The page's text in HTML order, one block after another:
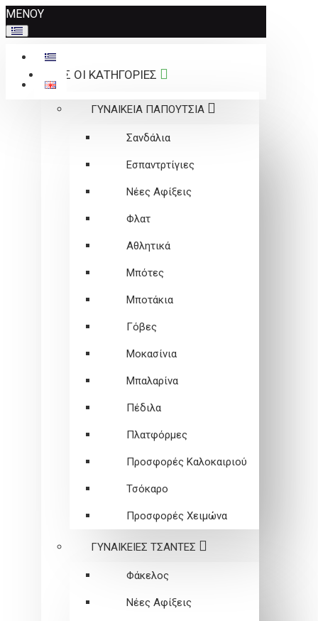
Σημείωση:
Αυτός
ο
ιστότοπος
περιλαμβάνει
ΜΕΝΟΥ
ΟΛΕΣ ΟΙ ΚΑΤΗΓΟΡΙΕΣ
ΓΥΝΑΙΚΕΙΑ ΠΑΠΟΥΤΣΙΑ
Σανδάλια
Εσπαντρτίγιες
Νέες Αφίξεις
Φλατ
Αθλητικά
Μπότες
Μποτάκια
Γόβες
Μοκασίνια
Μπαλαρίνα
Πέδιλα
Πλατφόρμες
Προσφορές Καλοκαιριού
Τσόκαρο
Προσφορές Χειμώνα
ΓΥΝΑΙΚΕΙEΣ ΤΣΑΝΤΕΣ
Φάκελος
Νέες Αφίξεις